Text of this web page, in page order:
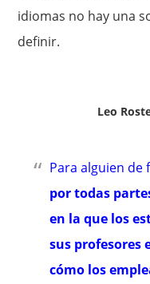
idiomas no hay una
definir.
Leo
Para alguien de
por todas
en la que los
sus profesores
cómo los